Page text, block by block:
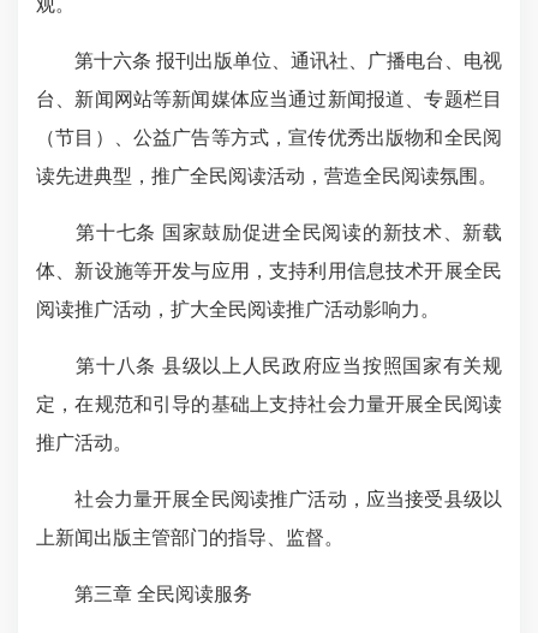
观。
第十六条 报刊出版单位、通讯社、广播电台、电视
台、新闻网站等新闻媒体应当通过新闻报道、专题栏目
（节目）、公益广告等方式，宣传优秀出版物和全民阅
读先进典型，推广全民阅读活动，营造全民阅读氛围。
第十七条 国家鼓励促进全民阅读的新技术、新载
体、新设施等开发与应用，支持利用信息技术开展全民
阅读推广活动，扩大全民阅读推广活动影响力。
第十八条 县级以上人民政府应当按照国家有关规
定，在规范和引导的基础上支持社会力量开展全民阅读
推广活动。
社会力量开展全民阅读推广活动，应当接受县级以
上新闻出版主管部门的指导、监督。
第三章 全民阅读服务